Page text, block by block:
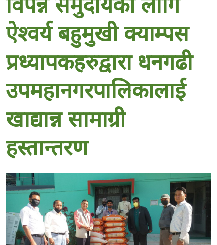
ऐश्वर्य बहुमुखी क्याम्पस
प्रध्यापकहरुद्वारा धनगढी
उपमहानगरपालिकालाई
खाद्यान्न सामाग्री
हस्तान्तरण